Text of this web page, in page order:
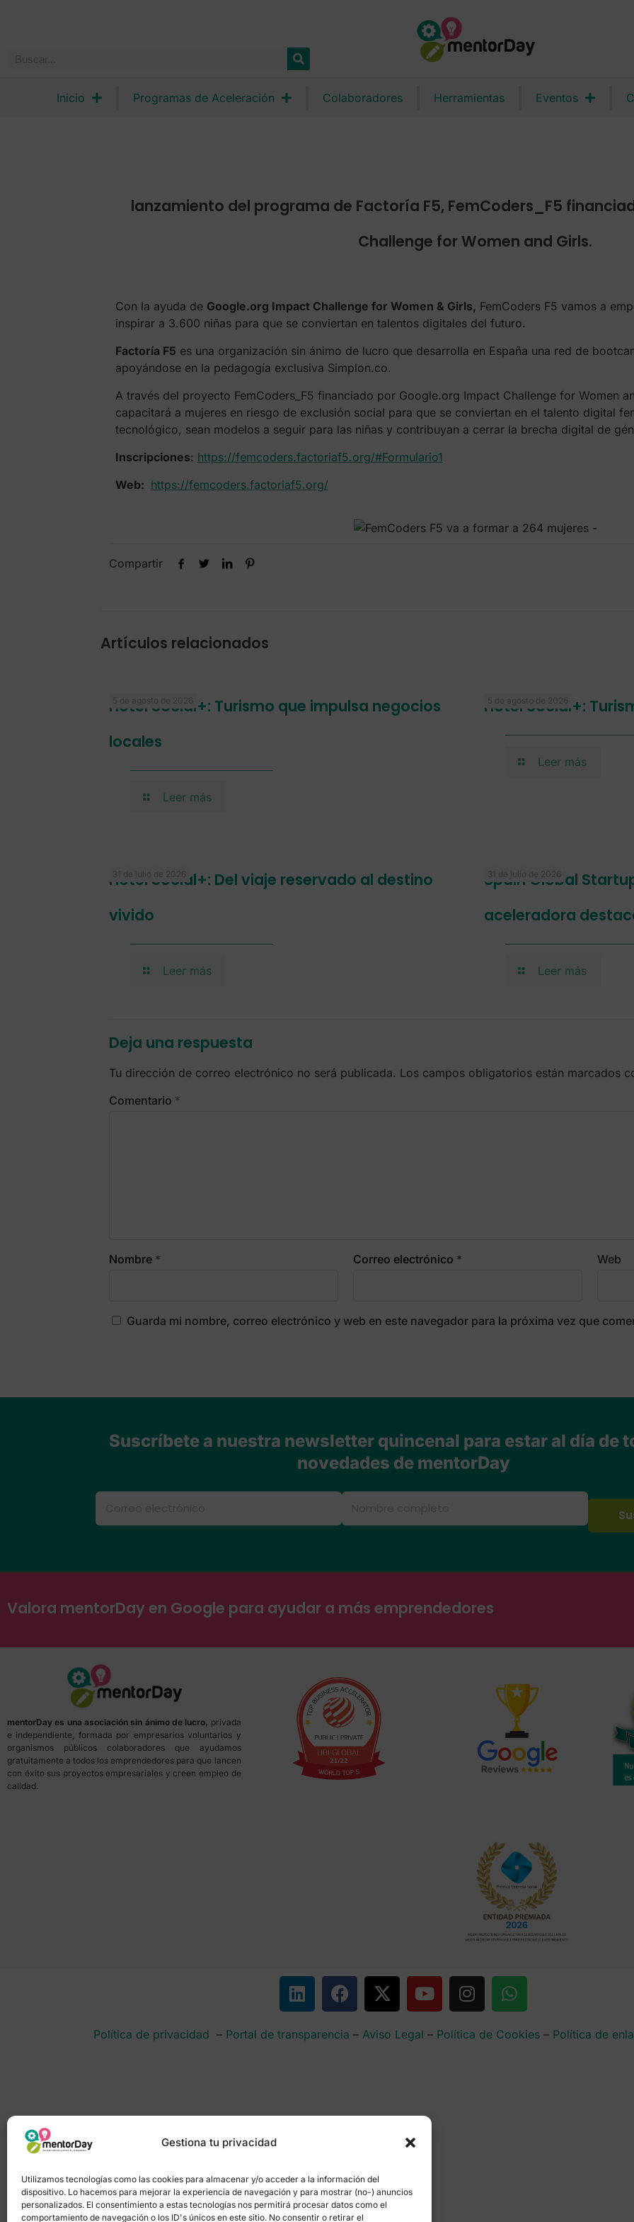
Gestiona tu privacidad
Utilizamos tecnologías como las cookies para almacenar y/o acceder a la información del
dispositivo. Lo hacemos para mejorar la experiencia de navegación y para mostrar (no-) anuncios
personalizados. El consentimiento a estas tecnologías nos permitirá procesar datos como el
comportamiento de navegación o los ID's únicos en este sitio. No consentir o retirar el
Inicio Programas de Aceleración Colaboradores Herramientas Eventos
lanzamiento del programa de Factoría F5, FemCoders_F5
Challenge for Women and Girls.
Con la ayuda de Google.org Impact Challenge for Women & Girls, FemCoders F5 vamos a
inspirar a 3.600 niñas para que se conviertan en talentos digitales del futuro.
Factoría F5 es una organización sin ánimo de lucro que desarrolla en España una red de
apoyándose en la pedagogía exclusiva Simplon.co.
A través del proyecto FemCoders_F5 financiado por Google.org Impact Challenge for Women
capacitará a mujeres en riesgo de exclusión social para que se conviertan en el talento digital
tecnológico, sean modelos a seguir para las niñas y contribuyan a cerrar la brecha digital de
Inscripciones: https://femcoders.factoriaf5.org/#Formulario1
Web: https://femcoders.factoriaf5.org/
Compartir
Artículos relacionados
5 de agosto de 2026
Hotel Social+: Turismo que impulsa negocios
locales
Leer más
5 de agosto de 2026
Hotel Social+:
Leer más
31 de julio de 2026
Hotel Social+: Del viaje reservado al destino
vivido
Leer más
31 de julio de 2026
Spain Global
aceleradora
Leer más
Deja una respuesta
Tu dirección de correo electrónico no será publicada. Los campos obligatorios están marcados
Comentario *
Nombre * Correo electrónico * Web
Guarda mi nombre, correo electrónico y web en este navegador para la próxima vez que
Suscríbete a nuestra newsletter quincenal para estar al día de
novedades de mentorDay
Valora mentorDay en Google para ayudar a más emprendedores
mentorDay es una asociación sin ánimo de lucro, privada
e independiente, formada por empresarios voluntarios y
organismos públicos colaboradores que ayudamos
gratuitamente a todos los emprendedores para que lancen
con éxito sus proyectos empresariales y creen empleo de
calidad.
Política de privacidad – Portal de transparencia – Aviso Legal – Política de Cookies– Política de